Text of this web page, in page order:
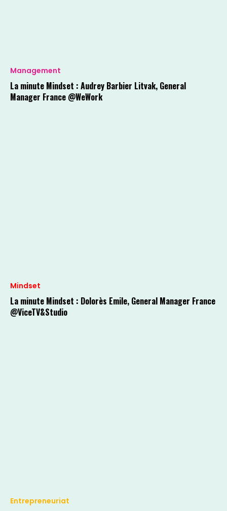
Management
La minute Mindset : Audrey Barbier Litvak, General
Manager France @WeWork
Mindset
La minute Mindset : Dolorès Emile, General Manager France
@ViceTV&Studio
Entrepreneuriat